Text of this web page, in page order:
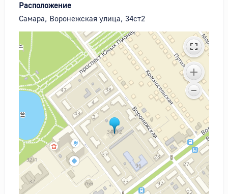
Расположение
Самара, Воронежская улица, 34ст2